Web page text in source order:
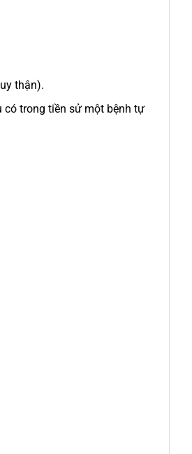
thận).
có trong tiền sử một bệnh tự